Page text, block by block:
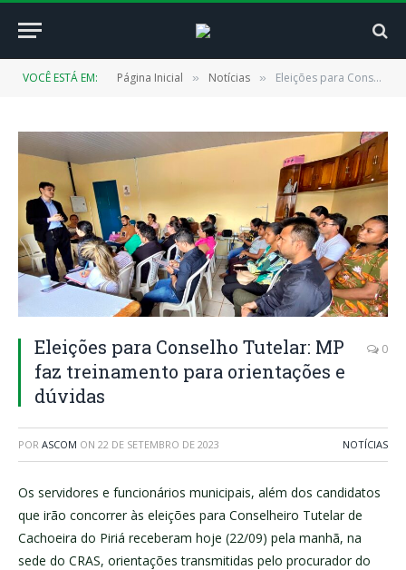
VOCÊ ESTÁ EM: Página Inicial » Notícias » Eleições para Conselho Tutelar: MP faz treinamento para orientações e dúvidas
Eleições para Conselho Tutelar: MP
faz treinamento para orientações e
dúvidas
0
POR ASCOM ON 22 DE SETEMBRO DE 2023 NOTÍCIAS
Os servidores e funcionários municipais, além dos candidatos
que irão concorrer às eleições para Conselheiro Tutelar de
Cachoeira do Piriá receberam hoje (22/09) pela manhã, na
sede do CRAS, orientações transmitidas pelo procurador do